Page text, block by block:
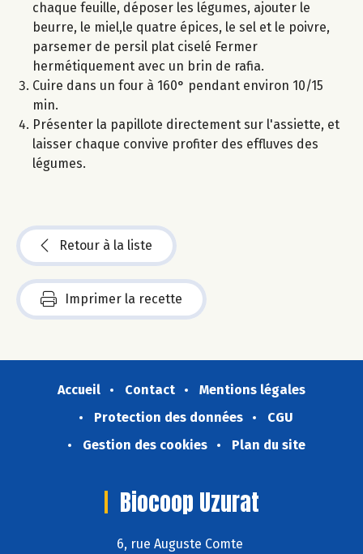
chaque feuille, déposer les légumes, ajouter le
beurre, le miel,le quatre épices, le sel et le poivre,
parsemer de persil plat ciselé Fermer
hermétiquement avec un brin de rafia.
Cuire dans un four à 160° pendant environ 10/15
min.
Présenter la papillote directement sur l'assiette, et
laisser chaque convive profiter des effluves des
légumes.
Retour à la liste
Imprimer la recette
Accueil Contact
Mentions légales
Protection des données
CGU
Gestion des cookies
Plan du site
Biocoop Uzurat
6, rue Auguste Comte